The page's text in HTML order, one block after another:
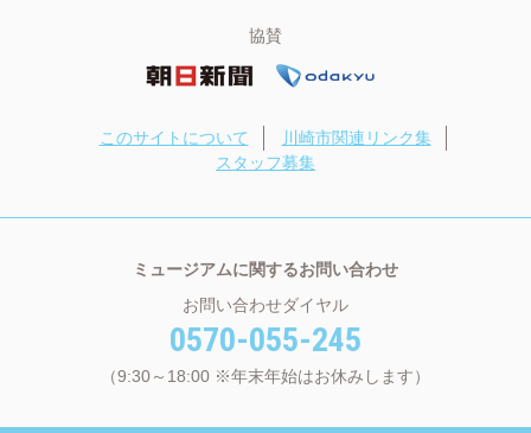
協賛
このサイトについて
川崎市関連リンク集
スタッフ募集
ミュージアムに関するお問い合わせ
お問い合わせダイヤル
0570-055-245
（9:30～18:00 ※年末年始はお休みします）